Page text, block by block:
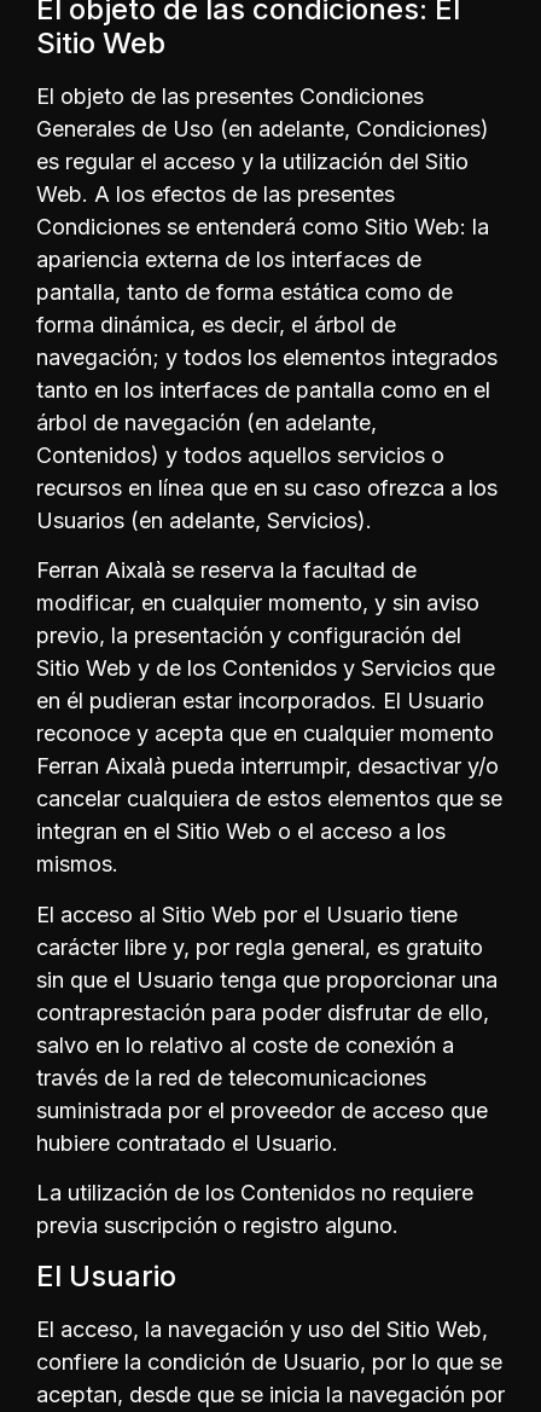
El objeto de las condiciones: El
Sitio Web
El objeto de las presentes Condiciones
Generales de Uso (en adelante, Condiciones)
es regular el acceso y la utilización del Sitio
Web. A los efectos de las presentes
Condiciones se entenderá como Sitio Web: la
apariencia externa de los interfaces de
pantalla, tanto de forma estática como de
forma dinámica, es decir, el árbol de
navegación; y todos los elementos integrados
tanto en los interfaces de pantalla como en el
árbol de navegación (en adelante,
Contenidos) y todos aquellos servicios o
recursos en línea que en su caso ofrezca a los
Usuarios (en adelante, Servicios).
Ferran Aixalà se reserva la facultad de
modificar, en cualquier momento, y sin aviso
previo, la presentación y configuración del
Sitio Web y de los Contenidos y Servicios que
en él pudieran estar incorporados. El Usuario
reconoce y acepta que en cualquier momento
Ferran Aixalà pueda interrumpir, desactivar y/o
cancelar cualquiera de estos elementos que se
integran en el Sitio Web o el acceso a los
mismos.
El acceso al Sitio Web por el Usuario tiene
carácter libre y, por regla general, es gratuito
sin que el Usuario tenga que proporcionar una
contraprestación para poder disfrutar de ello,
salvo en lo relativo al coste de conexión a
través de la red de telecomunicaciones
suministrada por el proveedor de acceso que
hubiere contratado el Usuario.
La utilización de los Contenidos no requiere
previa suscripción o registro alguno.
El Usuario
El acceso, la navegación y uso del Sitio Web,
confiere la condición de Usuario, por lo que se
aceptan, desde que se inicia la navegación por